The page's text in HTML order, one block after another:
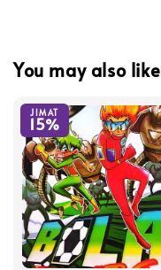
You may also like
JIMAT
15%